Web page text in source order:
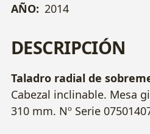
AÑO: 2014
DESCRIPCIÓN
Taladro radial de
Cabezal inclinable. Mesa
310 mm. Nº Serie